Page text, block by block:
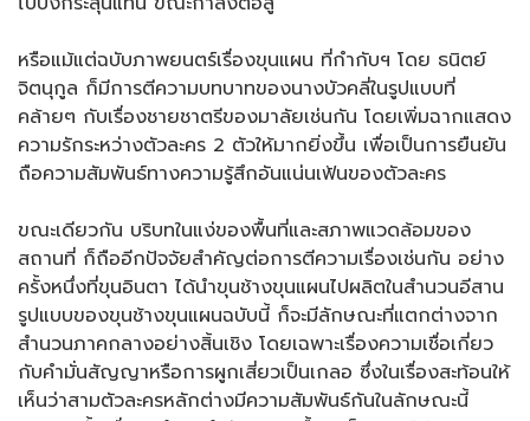
หรือแม้แต่ฉบับภาพยนตร์เรื่องขุนแผน ที่กำกับฯ โดย ธนิตย์
จิตนุกูล ก็มีการตีความบทบาทของนางบัวคลี่ในรูปแบบที่
คล้ายๆ กับเรื่องชายชาตรีของมาลัยเช่นกัน โดยเพิ่มฉากแสดง
ความรักระหว่างตัวละคร 2 ตัวให้มากยิ่งขึ้น เพื่อเป็นการยืนยัน
ถือความสัมพันธ์ทางความรู้สึกอันแน่นเฟ้นของตัวละคร
ขณะเดียวกัน บริบทในแง่ของพื้นที่และสภาพแวดล้อมของ
สถานที่ ก็ถืออีกปัจจัยสำคัญต่อการตีความเรื่องเช่นกัน อย่าง
ครั้งหนึ่งที่ขุนอินตา ได้นำขุนช้างขุนแผนไปผลิตในสำนวนอีสาน
รูปแบบของขุนช้างขุนแผนฉบับนี้ ก็จะมีลักษณะที่แตกต่างจาก
สำนวนภาคกลางอย่างสิ้นเชิง โดยเฉพาะเรื่องความเชื่อเกี่ยว
กับคำมั่นสัญญาหรือการผูกเสี่ยวเป็นเกลอ ซึ่งในเรื่องสะท้อนให้
เห็นว่าสามตัวละครหลักต่างมีความสัมพันธ์กันในลักษณะนี้